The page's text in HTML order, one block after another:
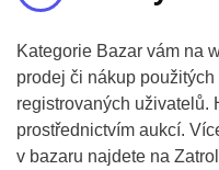
Kategorie Bazar vám na
prodej či nákup
registrovaných uživatelů.
prostřednictvím aukcí.
v bazaru najdete na